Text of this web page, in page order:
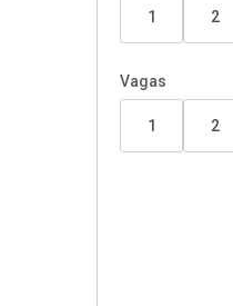
1 2
Vagas
1 2